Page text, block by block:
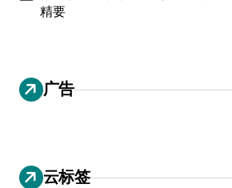
精要
广告
云标签